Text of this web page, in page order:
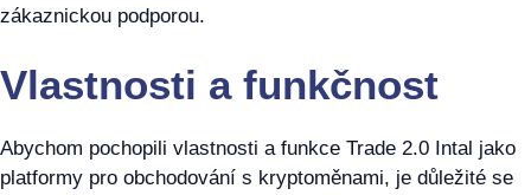
zákaznickou podporou.
Vlastnosti a funkčnost
Abychom pochopili vlastnosti a funkce Trade 2.0 Intal jako
platformy pro obchodování s kryptoměnami, je důležité se